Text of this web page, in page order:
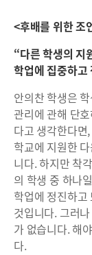
<후배를 위한 조
“다른 학생의 지
학업에 집중하고
안의찬 학생은
관리에 관해 단
다고 생각한다면
학교에 지원한
니다. 하지만 착
의 학생 중 하나
학업에 정진하
것입니다. 그러
가 없습니다. 해
다.